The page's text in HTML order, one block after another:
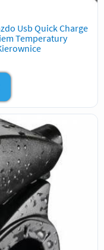
Usb Quick Charge
Temperatury